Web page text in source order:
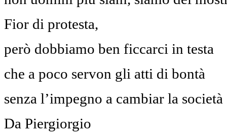
Fior di protesta,
però dobbiamo ben ficcarci in testa
che a poco servon gli atti di bontà
senza l’impegno a cambiar la società
Da Piergiorgio